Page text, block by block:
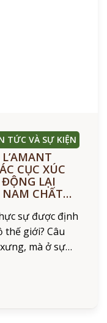
TỨC VÀ SỰ KIỆN
CỤC XÚC
LẠI
NAM CHẤT
sự được định
giới? Câu
mà ở sự